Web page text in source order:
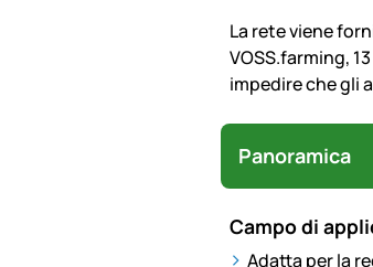
La rete viene
VOSS.farming,
impedire che gli
Panoramica
Campo di
Adatta per la